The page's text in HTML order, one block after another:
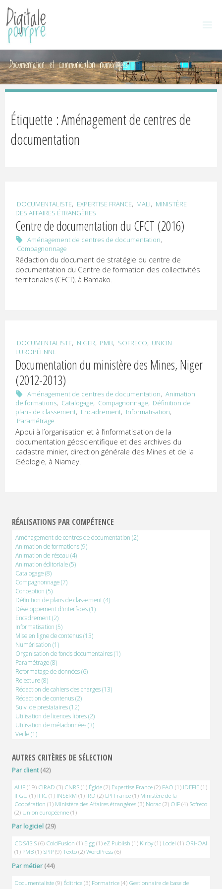
GI
T
A
L
E
O
U
R
P
R
communication
numériques
Documentation et communication numériques
Étiquette : Aménagement de centres de
documentation
DOCUMENTALISTE, EXPERTISE FRANCE, MALI, MINISTÈRE
DES AFFAIRES ÉTRANGÈRES
Centre de documentation du CFCT (2016)
Aménagement de centres de documentation,
Compagnonnage
Rédaction du document de stratégie du centre de
documentation du Centre de formation des collectivités
territoriales (CFCT), à Bamako.
DOCUMENTALISTE, NIGER, PMB, SOFRECO, UNION
EUROPÉENNE
Documentation du ministère des Mines, Niger
(2012-2013)
Aménagement de centres de documentation, Animation
de formations, Catalogage, Compagnonnage, Définition de
plans de classement, Encadrement, Informatisation,
Paramétrage
Appui à l’organisation et à l’informatisation de la
documentation géoscientifique et des archives du
cadastre minier, direction générale des Mines et de la
Géologie, à Niamey.
RÉALISATIONS PAR COMPÉTENCE
Aménagement de centres de documentation (2)
Animation de formations(9)
Animation de réseau (4)
Animation éditoriale(5)
Catalogage(8)
Compagnonnage(7)
Conception (5)
Définition de plans de classement(4)
Développement d'interfaces(1)
Encadrement(2)
Informatisation (5)
Mise en ligne de contenus(13)
Numérisation (1)
Organisation de fonds documentaires(1)
Paramétrage(8)
Reformatage de données(6)
Relecture(8)
Rédaction de cahiers des charges(13)
Rédaction de contenus(2)
Suivi de prestataires(12)
Utilisation de licences libres(2)
Utilisation de métadonnées(3)
Veille(1)
AUTRES CRITÈRES DE SÉLECTION
Par client(42)
AUF (19) CIRAD (3) CNRS (1) Égide (2) Expertise France (2) FAO (1) IDEFIE (1)
IFGU (1) IFIC (1) INSERM (1) IRD (2) LPI France (1) Ministère de la
Coopération (1) Ministère des Affaires étrangères (3) Norac (2) OIF (4) Sofreco
(2) Union européenne (1)
Par logiciel (29)
CDS/ISIS (6) ColdFusion (1) Elgg (1)eZ Publish (1) Kirby(1) Lodel (1) ORI-OAI
(1) PMB (1) SPIP (9)Texto (2)WordPress (6)
Par métier (44)
Documentaliste (9) Éditrice (3) Formatrice (4) Gestionnaire de base de